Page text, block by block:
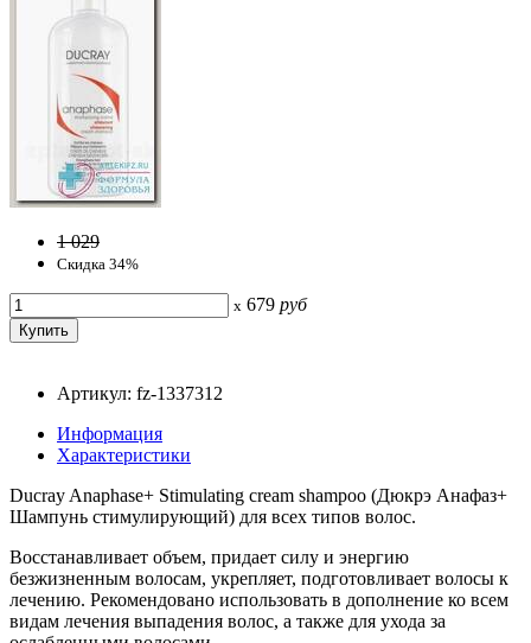
1 029
Скидка 34%
x 679 руб
Артикул: fz-1337312
Информация
Характеристики
Ducray Anaphase+ Stimulating cream shampoo (Дюкрэ Анафаз+
Шампунь стимулирующий) для всех типов волос.
Восстанавливает объем, придает силу и энергию
безжизненным волосам, укрепляет, подготовливает волосы к
лечению. Рекомендовано использовать в дополнение ко всем
видам лечения выпадения волос, а также для ухода за